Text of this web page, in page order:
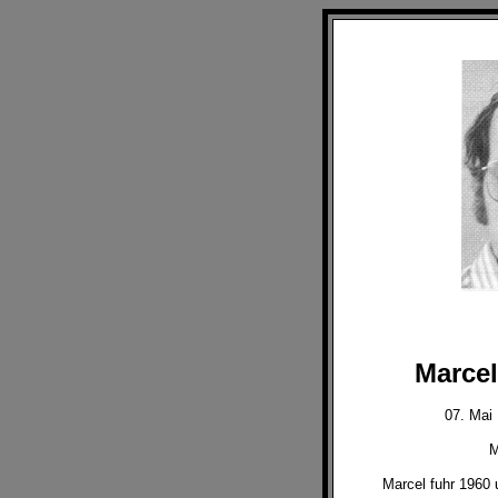
07. Mai
Marcel fuhr 1960